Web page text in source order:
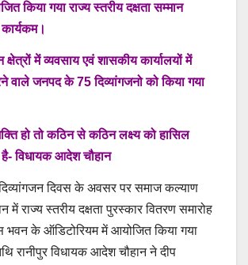
किया गया राज्य स्तरीय दक्षता सम्मान
में व्यवसाय एवं शासकीय कार्यालयों में
वाले जनपद के 75 दिव्यांगजनो को किया गया
हो तो कठिन से कठिन लक्ष्य को हासिल
विधायक आदेश चौहान
दिव्यांगजन दिवस के अवसर पर समाज कल्याण
में राज्य स्तरीय दक्षता पुरस्कार वितरण समारोह
भवन के ऑडिटोरियम में आयोजित किया गया
रानीपुर विधायक आदेश चौहान ने दीप